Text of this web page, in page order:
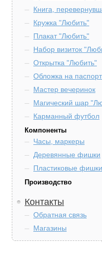
Книга,
Кружка "Любить"
Плакат "Любить"
Набор визиток
Открытка "Любить"
Обложка на
Мастер вечеринок
Магический шар
Карманный футбол
Компоненты
Часы, маркеры
Деревянные фишки
Пластиковые фишки
Производство
Контакты
Обратная связь
Магазины